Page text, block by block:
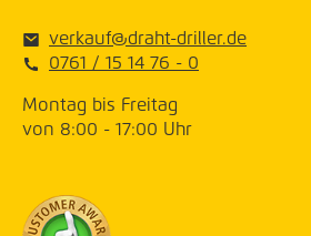
verkauf@draht-driller.de
0761 / 15 14 76 - 0
Montag bis Freitag
von 8:00 - 17:00 Uhr